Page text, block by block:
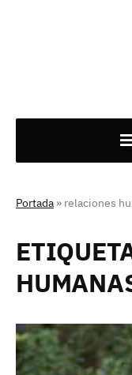
Portada » relaciones